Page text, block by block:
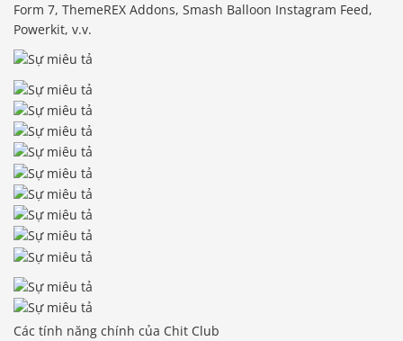
Form 7, ThemeREX Addons, Smash Balloon Instagram Feed,
Powerkit, v.v.
Các tính năng chính của Chit Club